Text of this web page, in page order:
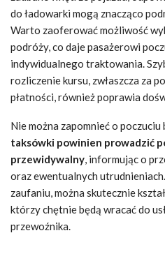
do ładowarki mogą znacząco
Warto zaoferować możliwość
podróży, co daje pasażerowi
indywidualnego traktowania.
rozliczenie kursu, zwłaszcza za
płatności, również poprawia
Nie można zapomnieć o
taksówki powinien prowadzić
przewidywalny, informując o
oraz ewentualnych
zaufaniu, można skutecznie
którzy chętnie będą wracać do
przewoźnika.